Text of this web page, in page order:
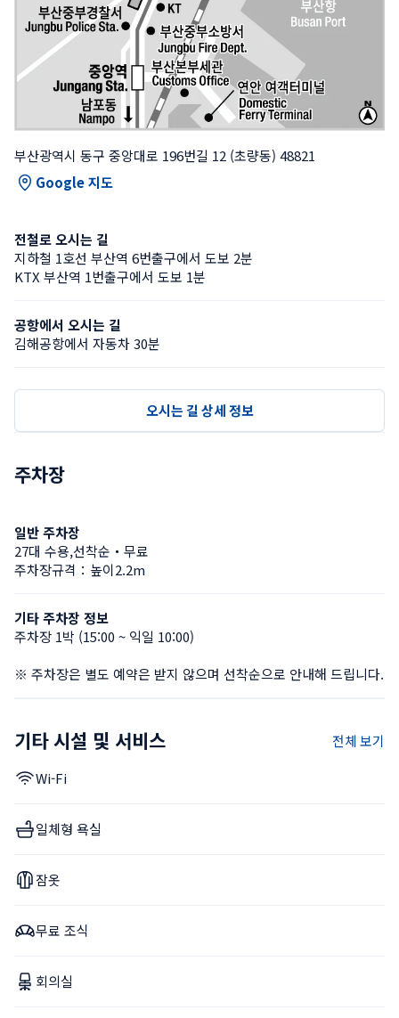
부산광역시 동구 중앙대로 196번길 12 (초량동) 48821
Google 지도
전철로 오시는 길
지하철 1호선 부산역 6번출구에서 도보 2분
KTX 부산역 1번출구에서 도보 1분
공항에서 오시는 길
김해공항에서 자동차 30분
오시는 길 상세 정보
주차장
일반 주차장
27대 수용,선착순・무료
주차장규격：높이2.2m
기타 주차장 정보
주차장 1박 (15:00 ~ 익일 10:00)
※ 주차장은 별도 예약은 받지 않으며 선착순으로 안내해 드립니다.
기타 시설 및 서비스 전체 보기
Wi-Fi
일체형 욕실
잠옷
무료 조식
회의실